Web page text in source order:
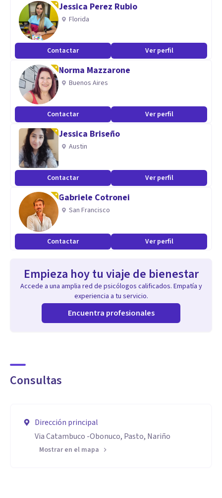
Jessica Perez Rubio
Florida
Contactar Ver perfil
Norma Mazzarone
Buenos Aires
Contactar Ver perfil
Jessica Briseño
Austin
Contactar Ver perfil
Gabriele Cotronei
San Francisco
Contactar Ver perfil
Empieza hoy tu viaje de bienestar
Accede a una amplia red de psicólogos calificados. Empatía y
experiencia a tu servicio.
Encuentra profesionales
Consultas
Dirección principal
Via Catambuco -Obonuco, Pasto, Nariño
Mostrar en el mapa